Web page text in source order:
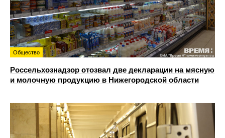
Общество
Россельхознадзор отозвал две декларации на мясную
и молочную продукцию в Нижегородской области